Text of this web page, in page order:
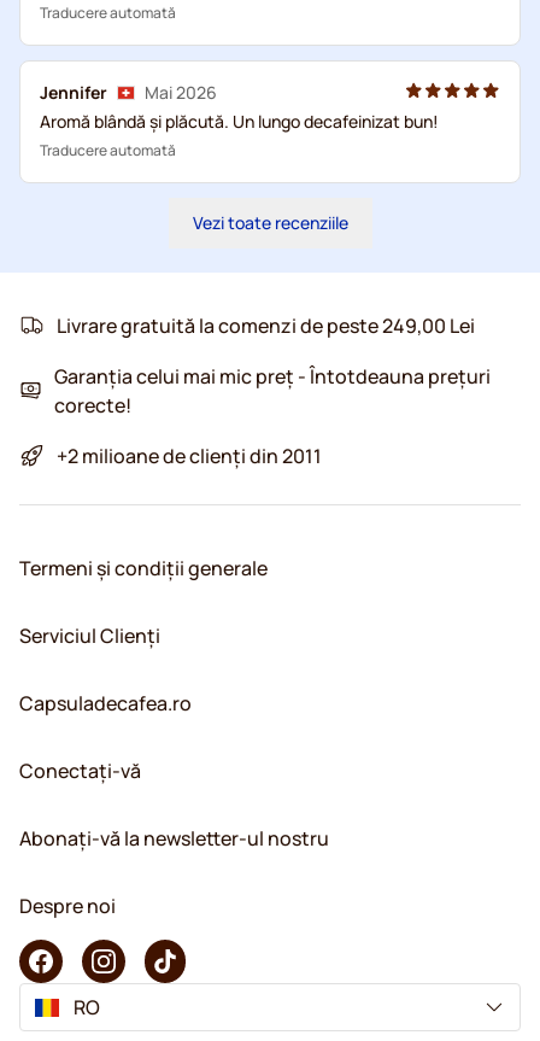
Traducere automată
Jennifer
Mai 2026
Aromă blândă și plăcută. Un lungo decafeinizat bun!
Traducere automată
Vezi toate recenziile
Livrare gratuită la comenzi de peste 249,00 Lei
Garanția celui mai mic preț - Întotdeauna prețuri
corecte!
+2 milioane de clienți din 2011
Termeni și condiții generale
Serviciul Clienți
Capsuladecafea.ro
Conectați-vă
Abonați-vă la newsletter-ul nostru
Despre noi
RO